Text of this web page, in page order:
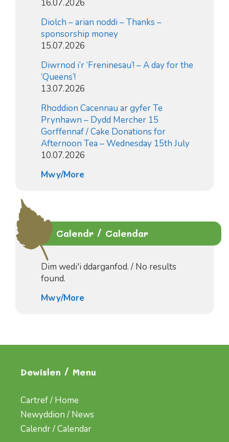
16.07.2026
Diolch – arian noddi – Thanks –
sponsorship money
15.07.2026
Diwrnod i’r ‘Freninesau’! – A day for the
‘Queens’!
13.07.2026
Rhoddion Cacennau ar gyfer Te
Prynhawn – Dydd Mercher 15
Gorffennaf / Cake Donations for
Afternoon Tea – Wednesday 15th July
10.07.2026
Mwy/More
Calendr / Calendar
Dim wedi'i ddarganfod. / No results
found.
Mwy/More
Dewislen / Menu
Cartref / Home
Newyddion / News
Calendr / Calendar